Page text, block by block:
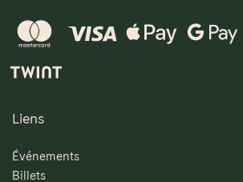
Liens
Événements
Billets